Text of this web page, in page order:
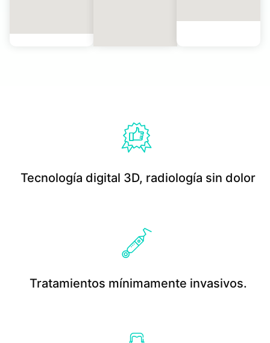
Tecnología digital 3D, radiología sin dolor
Tratamientos mínimamente invasivos.